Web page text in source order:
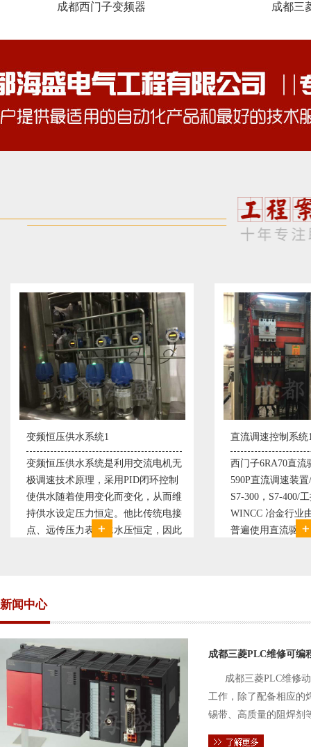
成都西门子变频器 成都三
直流调速控制系统1
西门子6RA70直流驱动装置/欧陆
590P直流调速装置/可编程序控制器
S7-300，S7-400/工控机及组态软件
WINCC 冶金行业由于其控制复杂性
普遍使用直流驱动装置，图为我公司
塑料机械控制系统
典型的塑料生产
丹佛斯变频器
仪表， 西门子可
200， 工控组态软
Protool或组态王
新闻中心
成都三菱PLC维修可编
成都三菱PLC维修
工作，除了配备相应的
锡带、高质量的阻焊剂
件的电路及通信电缆。